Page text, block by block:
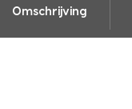
Omschrijving